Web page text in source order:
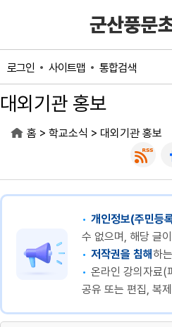
로그인 사이트맵 통합검색
대외기관 홍보
홈 > 학교소식 > 대외기관 홍보
개인정보(주민등
수 없으며, 해당 글
저작권을 침해하
온라인 강의자료(
공유 또는 편집, 복